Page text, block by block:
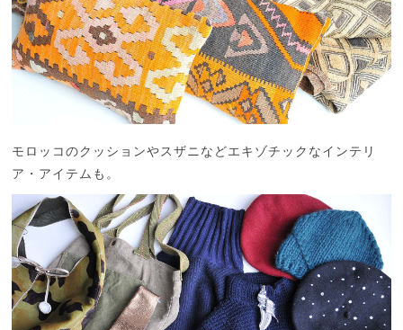
モロッコのクッションやスザニなどエキゾチックなインテリ
ア・アイテムも。